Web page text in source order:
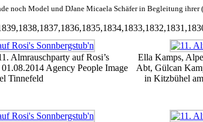
noch Model und DJane Micaela Schäfer in Begleitung ihrer
Almrauschparty auf Rosi’s
Agency People Image
Tinnefeld
Ella Kamps,
Abt, Gülcan
in Kitzbühel